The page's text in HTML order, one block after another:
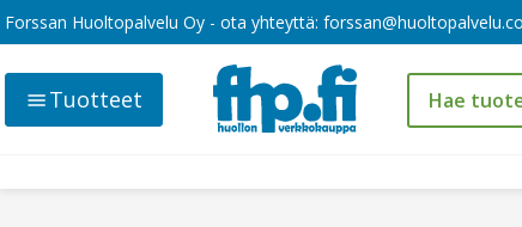
Forssan Huoltopalvelu Oy - ota yhteyttä:
Tuotteet